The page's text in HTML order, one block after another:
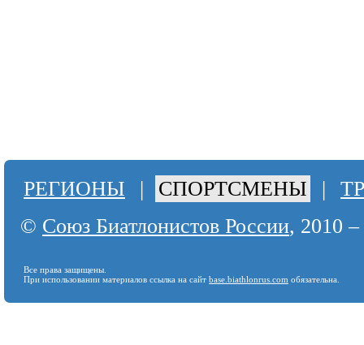
РЕГИОНЫ | СПОРТСМЕНЫ |
© Союз Биатлонистов России, 2010
Все права защищены.
При использовании материалов ссылка на сайт base.biathlonrus.com обязательна.